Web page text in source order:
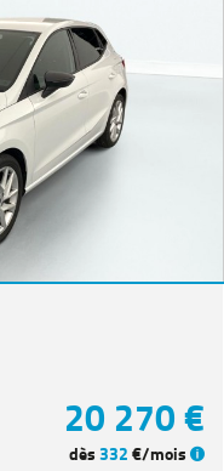
20 270 €
dès332€/mois